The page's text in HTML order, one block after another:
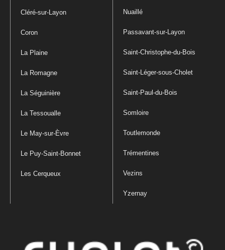
Cléré-sur-Layon
Coron
La Plaine
La Romagne
La Séguinière
La Tessoualle
Le May-sur-Èvre
Le Puy-Saint-Bonnet
Les Cerqueux
Nuaillé
Passavant-sur-Layon
Saint-Christophe-du-Bois
Saint-Léger-sous-Cholet
Saint-Paul-du-Bois
Somloire
Toutlemonde
Trémentines
Vezins
Yzernay